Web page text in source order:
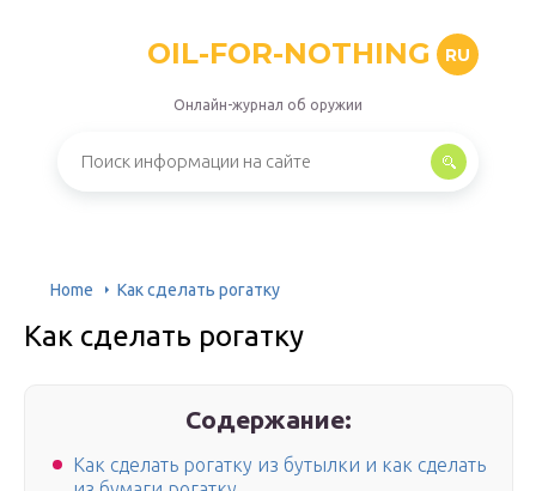
OIL-FOR-NOTHING RU
Онлайн-журнал об оружии
Home Как сделать рогатку
Как сделать рогатку
Содержание:
Как сделать рогатку из бутылки и как сделать